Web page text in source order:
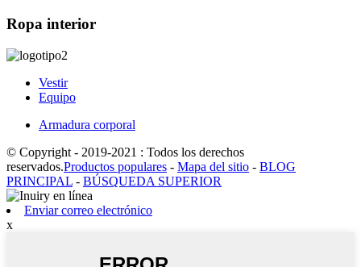
Ropa interior
Vestir
Equipo
Armadura corporal
© Copyright - 2019-2021 : Todos los derechos
reservados.Productos populares - Mapa del sitio - BLOG
PRINCIPAL - BÚSQUEDA SUPERIOR
Enviar correo electrónico
x